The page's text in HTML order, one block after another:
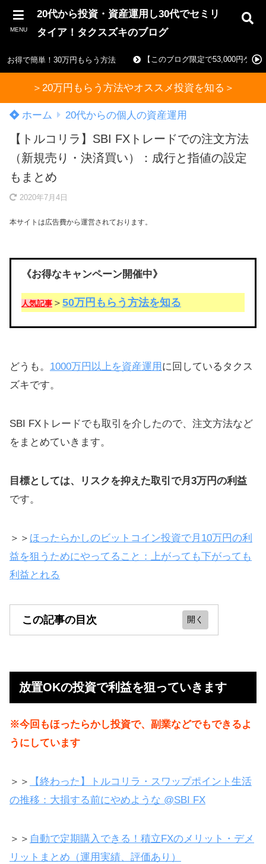
MENU
20代から投資・資産運用し30代でセミリ
タイア！タクスズキのブログ
お得で簡単！30万円もらう方法 【このブログ限定で53,000円ゲッ
＞20万円もらう方法やオススメ投資を知る＞
ホーム 20代からの個人の資産運用
【トルコリラ】SBI FXトレードでの注文方法
（新規売り・決済買い）：成行と指値の設定
もまとめ
2020年7月4日
本サイトは広告費から運営されております。
《お得なキャンペーン開催中》
人気記事 ＞ 50万円もらう方法を知る
どうも。 1000万円以上を資産運用 に回しているタクス
ズキです。
SBI FXトレードでも取引を介したので、注文方法など
をまとめていきます。
目標としては、リスクを抑えた取引で月3万円の利益
です。
＞＞ ほったらかしのビットコイン投資で月10万円の利
益を狙うためにやってること：上がっても下がっても
利益とれる
この記事の目次
す
SBI FXトレードの使い方
トルコリラでショート（空売り）で
利益を出す
値）
SBIでは「1000通貨からOK」：少額
建玉一覧から決済注文
放置OKの投資で利益を狙っていきます
※今回もほったらかし投資で、副業などでもできるよ
うにしています
＞＞
【終わった】トルコリラ・スワップポイント生活
の推移：大損する前にやめような @SBI FX
＞＞ 自動で定期購入できる！積立FXのメリット・デメ
リットまとめ（運用実績、評価あり）